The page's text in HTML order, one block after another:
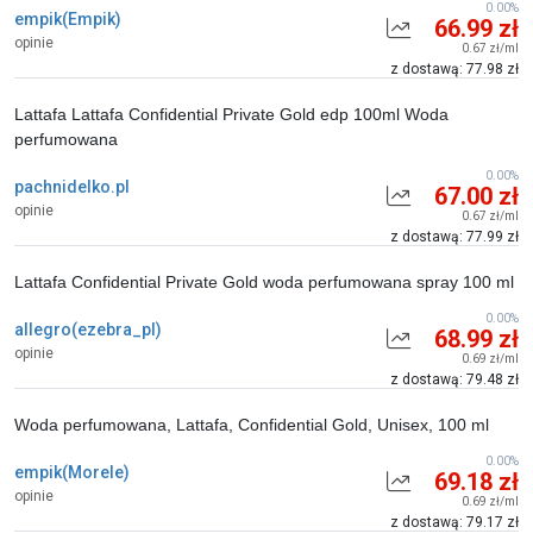
empik(Empik)
opinie 66.99 zł
0.67 zł/ml
z dostawą: 77.98 zł
0.00%
pachnidelko.pl
opinie
Lattafa Lattafa Confidential Private Gold edp 100ml Woda
perfumowana
67.00 zł
0.67 zł/ml
z dostawą: 77.99 zł
0.00%
allegro(ezebra_pl)
opinie
Lattafa Confidential Private Gold woda perfumowana spray 100 ml
68.99 zł
0.69 zł/ml
z dostawą: 79.48 zł
0.00%
empik(Morele)
opinie
Woda perfumowana, Lattafa, Confidential Gold, Unisex, 100 ml
69.18 zł
0.69 zł/ml
z dostawą: 79.17 zł
0.00%